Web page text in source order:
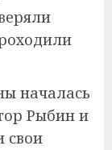
началась
Рыбин и
свои